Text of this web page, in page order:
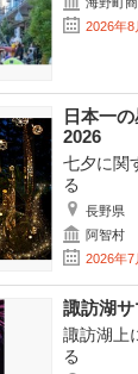
2026年8
日本一
2026
七夕に関
る
長野県
阿智村
2026年7
諏訪湖
諏訪湖上
る